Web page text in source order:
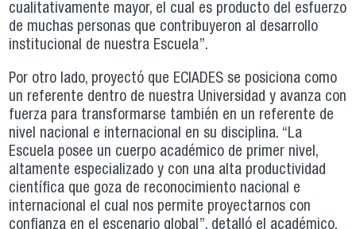
cualitativamente mayor, el cual es producto del esfuerzo
de muchas personas que contribuyeron al desarrollo
institucional de nuestra Escuela”.
Por otro lado, proyectó que ECIADES se posiciona como
un referente dentro de nuestra Universidad y avanza con
fuerza para transformarse también en un referente de
nivel nacional e internacional en su disciplina. “La
Escuela posee un cuerpo académico de primer nivel,
altamente especializado y con una alta productividad
científica que goza de reconocimiento nacional e
internacional el cual nos permite proyectarnos con
confianza en el escenario global”, detalló el académico.